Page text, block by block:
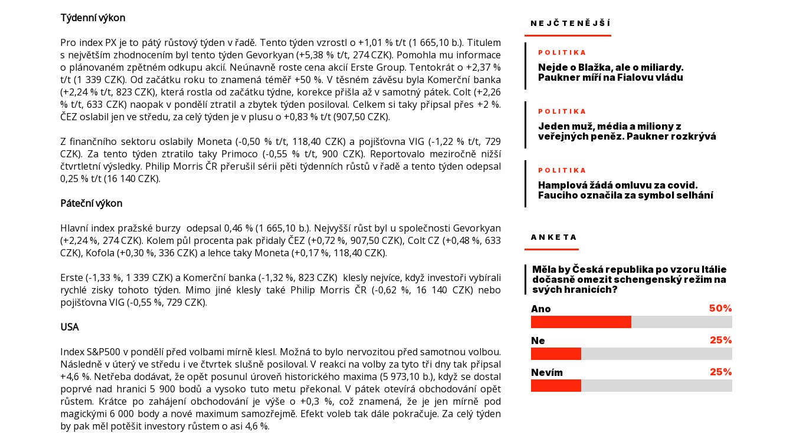
Týdenní výkon
Pro index PX je to pátý růstový týden v řadě. Tento týden vzrostl o +1,01 % t/t (1 665,10 b.). Titulem
s největším zhodnocením byl tento týden Gevorkyan (+5,38 % t/t, 274 CZK). Pomohla mu informace
o plánovaném zpětném odkupu akcií. Neúnavně roste cena akcií Erste Group. Tentokrát o +2,37 %
t/t (1 339 CZK). Od začátku roku to znamená téměř +50 %. V těsném závěsu byla Komerční banka
(+2,24 % t/t, 823 CZK), která rostla od začátku týdne, korekce přišla až v samotný pátek. Colt (+2,26
% t/t, 633 CZK) naopak v pondělí ztratil a zbytek týden posiloval. Celkem si taky připsal přes +2 %.
ČEZ oslabil jen ve středu, za celý týden je v plusu o +0,83 % t/t (907,50 CZK).
Z finančního sektoru oslabily Moneta (-0,50 % t/t, 118,40 CZK) a pojišťovna VIG (-1,22 % t/t, 729
CZK). Za tento týden ztratilo taky Primoco (-0,55 % t/t, 900 CZK). Reportovalo meziročně nižší
čtvrtletní výsledky. Philip Morris ČR přerušil sérii pěti týdenních růstů v řadě a tento týden odepsal
0,25 % t/t (16 140 CZK).
Páteční výkon
Hlavní index pražské burzy odepsal 0,46 % (1 665,10 b.). Nejvyšší růst byl u společnosti Gevorkyan
(+2,24 %, 274 CZK). Kolem půl procenta pak přidaly ČEZ (+0,72 %, 907,50 CZK), Colt CZ (+0,48 %, 633
CZK), Kofola (+0,30 %, 336 CZK) a lehce taky Moneta (+0,17 %, 118,40 CZK).
Erste (-1,33 %, 1 339 CZK) a Komerční banka (-1,32 %, 823 CZK) klesly nejvíce, když investoři vybírali
rychlé zisky tohoto týden. Mimo jiné klesly také Philip Morris ČR (-0,62 %, 16 140 CZK) nebo
pojišťovna VIG (-0,55 %, 729 CZK).
USA
Index S&P500 v pondělí před volbami mírně klesl. Možná to bylo nervozitou před samotnou volbou.
Následně v úterý ve středu i ve čtvrtek slušně posiloval. V reakci na volby za tyto tři dny tak připsal
+4,6 %. Netřeba dodávat, že opět posunul úroveň historického maxima (5 973,10 b.), když se dostal
poprvé nad hranici 5 900 bodů a vysoko tuto metu překonal. V pátek otevírá obchodování opět
růstem. Krátce po zahájení obchodování je výše o +0,3 %, což znamená, že je jen mírně pod
magickými 6 000 body a nové maximum samozřejmě. Efekt voleb tak dále pokračuje. Za celý týden
by pak měl potěšit investory růstem o asi 4,6 %.
NEJČTENĚJŠÍ
POLITIKA
Nejde o Blažka, ale o miliardy.
Paukner míří na Fialovu vládu
POLITIKA
Jeden muž, média a miliony z
veřejných peněz. Paukner rozkrývá
systém
POLITIKA
Hamplová žádá omluvu za covid.
Fauciho označila za symbol selhání
ANKETA
Měla by Česká republika po vzoru Itálie
dočasně omezit schengenský režim na
svých hranicích?
Ano
50%
Ne 25%
Nevím 25%